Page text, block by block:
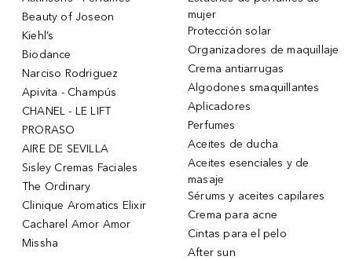
Beauty of Joseon
Kiehl’s
Biodance
Narciso Rodriguez
Apivita - Champús
CHANEL - LE LIFT
PRORASO
AIRE DE SEVILLA
Sisley Cremas Faciales
The Ordinary
Clinique Aromatics Elixir
Cacharel Amor Amor
Missha
mujer
Protección solar
Organizadores de maquillaje
Crema antiarrugas
Algodones smaquillantes
Aplicadores
Perfumes
Aceites de ducha
Aceites esenciales y de
masaje
Sérums y aceites capilares
Crema para acne
Cintas para el pelo
After sun